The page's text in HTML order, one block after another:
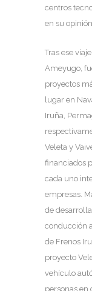
centros
en su opinión.
Tras ese
Ameyugo,
proyectos
lugar en
Iruña,
Veleta y
financiados
cada uno
empresas.
de
conducción
de Frenos
proyecto
vehículo
personas en